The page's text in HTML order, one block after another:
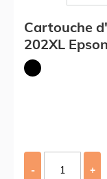
Cartouche
202XL
- +